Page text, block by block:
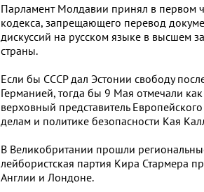
Парламент Молдавии принял в первом
кодекса, запрещающего перевод
дискуссий на русском языке в высшем
страны.
Если бы СССР дал Эстонии свободу
Германией, тогда бы 9 Мая отмечали
верховный представитель
делам и политике безопасности Кая
В Великобритании прошли
лейбористская партия Кира Стармера
Англии и Лондоне.